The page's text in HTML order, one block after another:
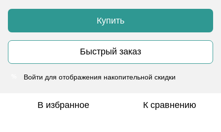
Купить
Быстрый заказ
Войти для отображения накопительной скидки
В избранное К сравнению